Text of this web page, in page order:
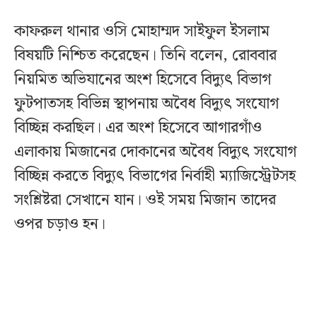
কাফরুল থানার ওসি মোহাম্মদ সাইফুল ইসলাম
বিষয়টি নিশ্চিত করেছেন। তিনি বলেন, রোববার
নিয়মিত অভিযানের অংশ হিসেবে বিদ্যুৎ বিভাগ
ফুটপাতসহ বিভিন্ন স্থাপনায় অবৈধ বিদ্যুৎ সংযোগ
বিচ্ছিন্ন করছিল। এর অংশ হিসেবে আগারগাঁও
এলাকায় মিজানের দোকানের অবৈধ বিদ্যুৎ সংযোগ
বিচ্ছিন্ন করতে বিদ্যুৎ বিভাগের নির্বাহী ম্যাজিস্ট্রেটসহ
সংশ্লিষ্টরা সেখানে যান। ওই সময় মিজান তাদের
ওপর চড়াও হন।